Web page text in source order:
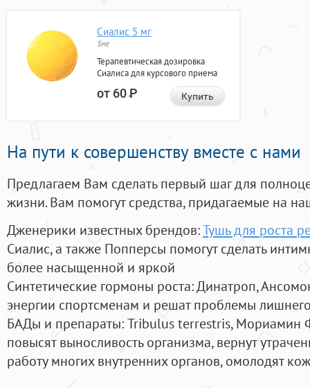
Сиалис 5 мг
5мг
Терапевтическая дозировка
Сиалиса для курсового приема
от 60Р Купить
На пути к совершенству вместе с нами
Предлагаем Вам сделать первый шаг для
жизни. Вам помогут средства, придагаемые на
Дженерики известных брендов:Тушь для роста
Сиалис, а также Попперсы помогут сделать
более насыщенной и яркой
Синтетические гормоны роста: Динатроп,
энергии спортсменам и решат проблемы
БАДы и препараты:Tribulus terrestris, Мориамин
повысят выносливость организма, вернут
работу многих внутренних органов, омолодят